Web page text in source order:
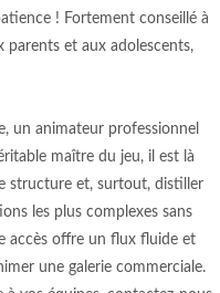
! Fortement conseillé à
et aux adolescents,
un animateur professionnel
maître du jeu, il est là
structure et, surtout, distiller
les plus complexes sans
accès offre un flux fluide et
une galerie commerciale.